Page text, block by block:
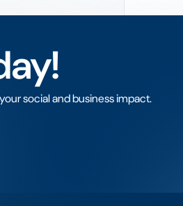
social and business impact.